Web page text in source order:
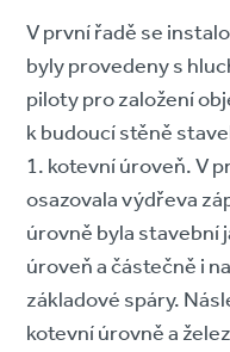
V první řadě se
byly provedeny s
piloty pro založení
k budoucí stěně
1. kotevní úroveň. V
osazovala výdřeva
úrovně byla stavební
úroveň a částečně i
základové spáry.
kotevní úrovně a